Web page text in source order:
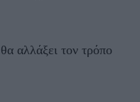
αλλάξει τον τρόπο